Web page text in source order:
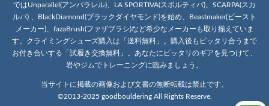
ではUnparallel(アンパラレル)、LA SPORTIVA(スポルティバ)、SCARPA(スカ
ルパ) 、BlackDiamond(ブラックダイヤモンド)を始め、Beastmaker(ビースト
メーカー)、fazaBrush(ファザブラシ)など希少なメーカーも取り揃えていま
す。クライミングシューズ購入は「送料無料」。購入後もピッタリ合うまで
お付き合いする「試履き交換無料」。あなたにピッタリのギアを見つけて、
岩やジムでトレーニングに臨みましょう。
当サイトに掲載の画像および文書の無断転載は禁止です。
©2013-2025 goodbouldering All Rights Reserve.